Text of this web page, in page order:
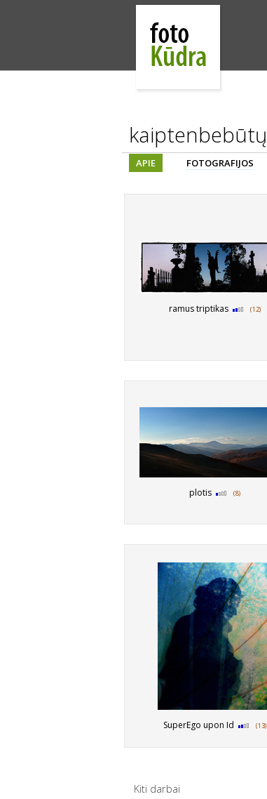
kaiptenbebūtų
APIE FOTOGRAFIJOS
ramus triptikas (12)
plotis (8)
SuperEgo upon Id (13)
Kiti darbai